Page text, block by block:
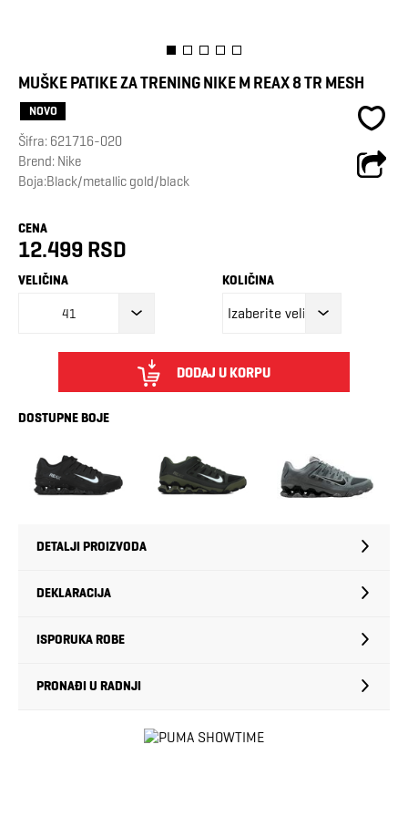
MUŠKE PATIKE ZA TRENING NIKE M REAX 8 TR MESH
NOVO
Šifra: 621716-020
Brend: Nike
Boja:Black/metallic gold/black
CENA
12.499 RSD
VELIČINA
41
KOLIČINA
DODAJ U KORPU
DOSTUPNE BOJE
DETALJI PROIZVODA
DEKLARACIJA
ISPORUKA ROBE
PRONAĐI U RADNJI